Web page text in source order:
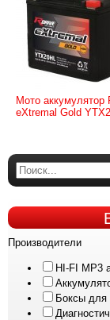
Мото аккумулятор
eXtremal Gold
Производители
HI-FI MP3
Боксы